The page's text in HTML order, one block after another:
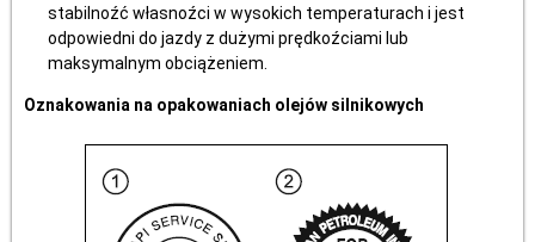
stabilnoźć własnoźci w wysokich temperaturach i jest
odpowiedni do jazdy z dużymi prędkoźciami lub
maksymalnym obciążeniem.
Oznakowania na opakowaniach olejów silnikowych